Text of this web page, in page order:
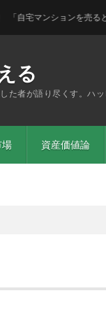
る
た者が語り尽くす。ハ
場 資産価値論
ンションを売るとき」